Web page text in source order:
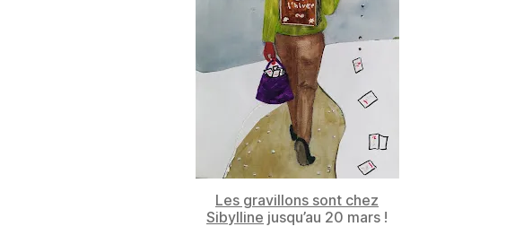
Les gravillons sont chez
Sibylline jusqu’au 20 mars !